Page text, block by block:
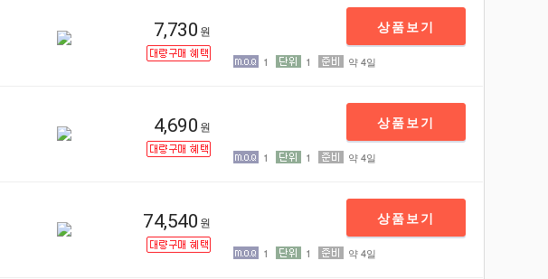
7,730 원 상품보기
1 1 약 4일
4,690 원 상품보기
1 1 약 4일
74,540 원 상품보기
1 1 약 4일